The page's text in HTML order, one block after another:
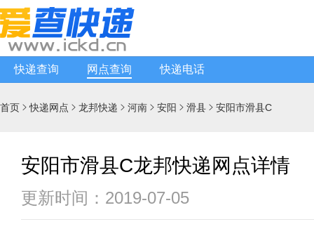
快递查询 网点查询 快递电话
首页 快递网点  龙邦快递  河南  安阳  滑县  安阳市滑县C
安阳市滑县C龙邦快递网点详情
更新时间：2019-07-05